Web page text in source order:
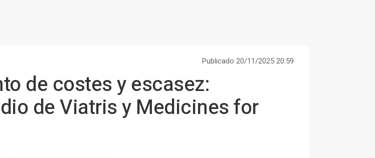
Publicado 20/11/2025 20:59
de costes y escasez:
de Viatris y Medicines for